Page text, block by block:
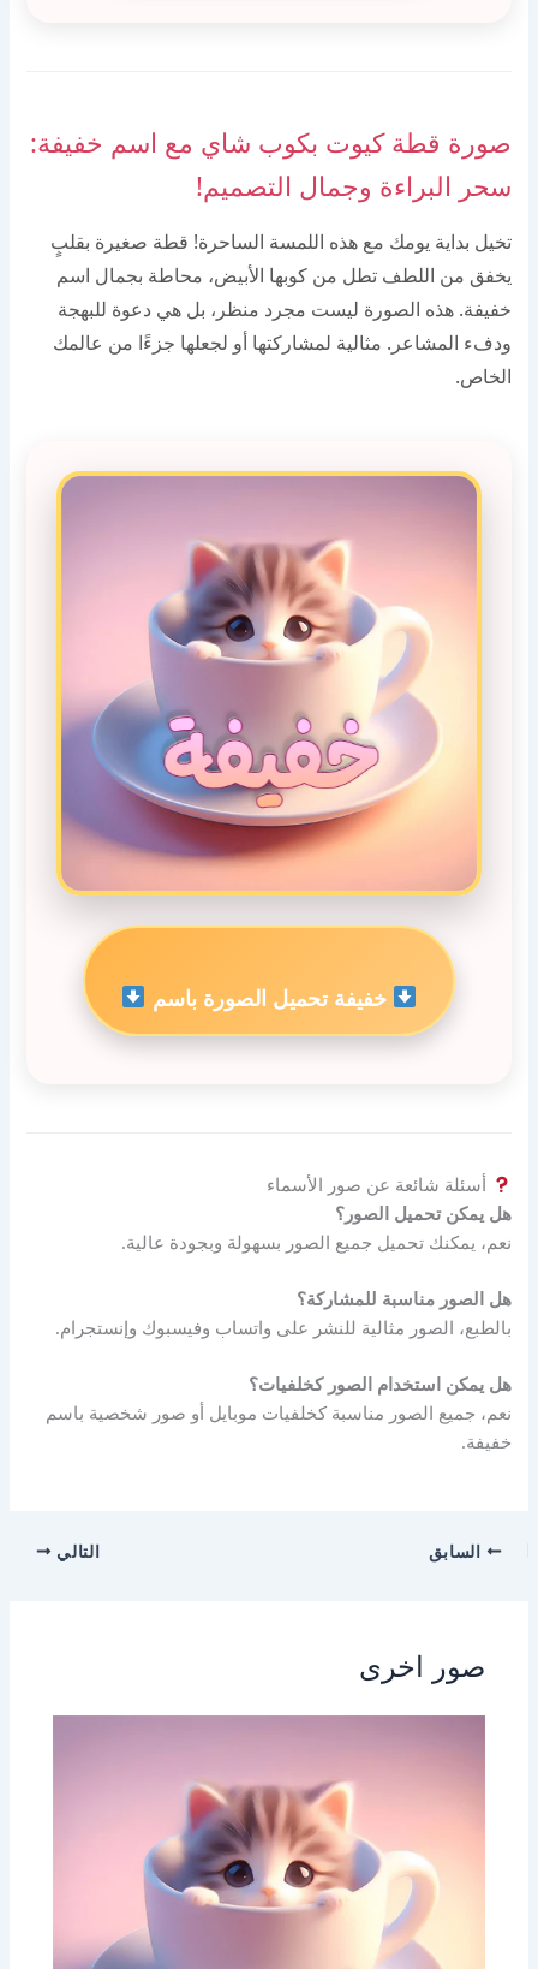
صورة قطة كيوت بكوب شاي مع اسم خفيفة:
سحر البراءة وجمال التصميم!
تخيل بداية يومك مع هذه اللمسة الساحرة! قطة صغيرة بقلبٍ
يخفق من اللطف تطل من كوبها الأبيض، محاطة بجمال اسم
خفيفة. هذه الصورة ليست مجرد منظر، بل هي دعوة للبهجة
ودفء المشاعر. مثالية لمشاركتها أو لجعلها جزءًا من عالمك
الخاص.
خفيفة تحميل الصورة باسم
أسئلة شائعة عن صور الأسماء
هل يمكن تحميل الصور؟
نعم، يمكنك تحميل جميع الصور بسهولة وبجودة عالية.
هل الصور مناسبة للمشاركة؟
بالطبع، الصور مثالية للنشر على واتساب وفيسبوك وإنستجرام.
هل يمكن استخدام الصور كخلفيات؟
نعم، جميع الصور مناسبة كخلفيات موبايل أو صور شخصية باسم
خفيفة.
السابق التالي
صور اخرى